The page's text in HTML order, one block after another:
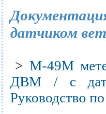
датчиком
> М-49М
ДВМ / с
Руководство